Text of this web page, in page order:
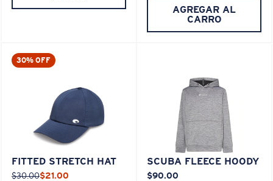
AGREGAR AL
CARRO
30% OFF
FITTED STRETCH HAT
$30.00$21.00
SCUBA FLEECE HOODY
$90.00